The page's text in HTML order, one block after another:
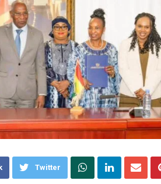
Twitter